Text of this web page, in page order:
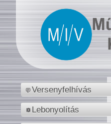
Versenyfelhívás
Lebonyolítás